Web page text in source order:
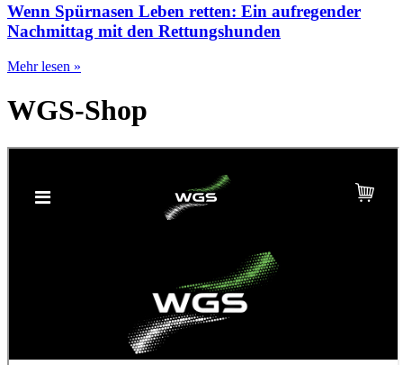
Wenn Spürnasen Leben retten: Ein aufregender
Nachmittag mit den Rettungshunden
Mehr lesen »
WGS-Shop